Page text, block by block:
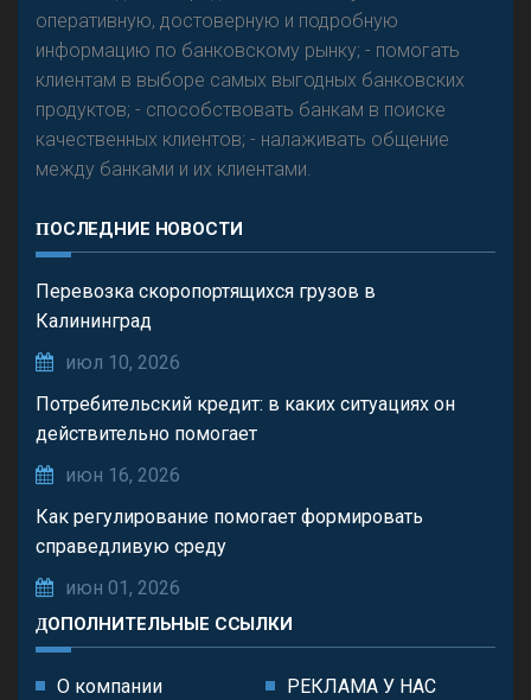
оперативную, достоверную и подробную
информацию по банковскому рынку; - помогать
клиентам в выборе самых выгодных банковских
продуктов; - способствовать банкам в поиске
качественных клиентов; - налаживать общение
между банками и их клиентами.
ПОСЛЕДНИЕ НОВОСТИ
Перевозка скоропортящихся грузов в
Калининград
июл 10, 2026
Потребительский кредит: в каких ситуациях он
действительно помогает
июн 16, 2026
Как регулирование помогает формировать
справедливую среду
июн 01, 2026
ДОПОЛНИТЕЛЬНЫЕ ССЫЛКИ
О компании РЕКЛАМА У НАС